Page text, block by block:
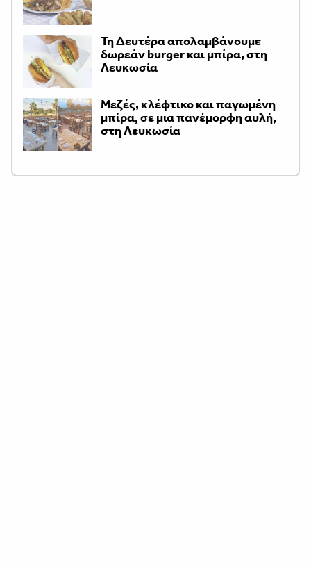
Τη Δευτέρα απολαμβάνουμε
δωρεάν burger και μπίρα, στη
Λευκωσία
Μεζές, κλέφτικο και παγωμένη
μπίρα, σε μια πανέμορφη αυλή,
στη Λευκωσία